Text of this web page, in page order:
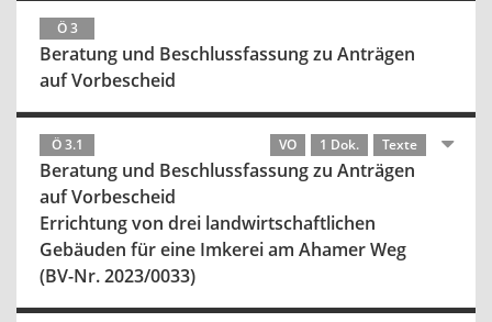
Ö 3
Beratung und Beschlussfassung zu Anträgen
auf Vorbescheid
Ö 3.1 VO 1 Dok. Texte
Beratung und Beschlussfassung zu Anträgen
auf Vorbescheid
Errichtung von drei landwirtschaftlichen
Gebäuden für eine Imkerei am Ahamer Weg
(BV-Nr. 2023/0033)